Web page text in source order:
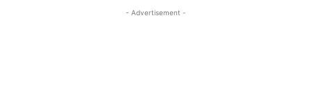
- Advertisement -